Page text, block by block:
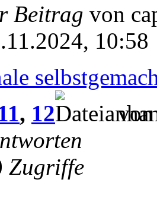
Beitrag von
10:58
, 12
Zugriffe